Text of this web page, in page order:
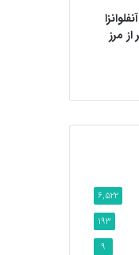
از مرز
6,522
193
9